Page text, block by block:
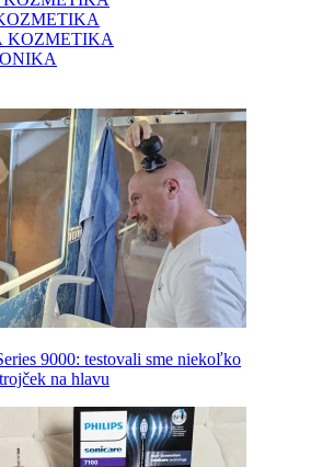
KOZMETIKA
9000: testovali sme niekoľko
na hlavu